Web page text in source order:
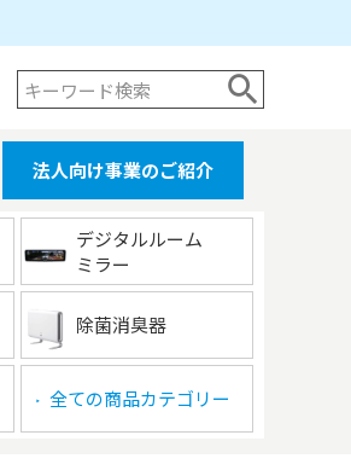
法人向け事業のご紹介
デジタルルーム
ミラー
除菌消臭器
▶ 全ての商品カテゴリー